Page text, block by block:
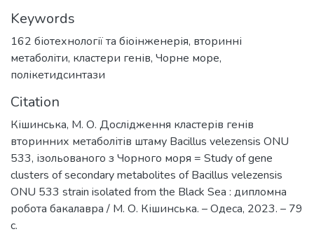
Keywords
162 біотехнології та біоінженерія, вторинні
метаболіти, кластери генів, Чорне море,
полікетидсинтази
Citation
Кішинська, М. О. Дослідження кластерів генів
вторинних метаболітів штаму Bacillus velezensis ONU
533, ізольованого з Чорного моря = Study of gene
clusters of secondary metabolites of Bacillus velezensis
ONU 533 strain isolated from the Black Sea : дипломна
робота бакалавра / М. О. Кішинська. – Одеса, 2023. – 79
с.